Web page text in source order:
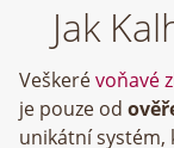
Jak
Veškerévoňavé
je pouze od
unikátní